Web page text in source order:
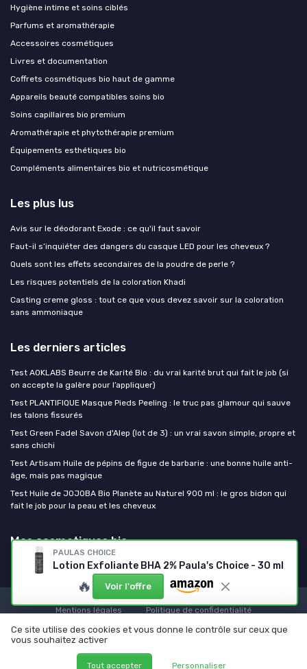
PAULAS CHOICE
Lotion Exfoliante BHA 2% Paula's Choice - 30 ml
🔥 Voir l'offre
Hygiène intime et soins ciblés
Parfums et aromathérapie
Accessoires cosmétiques
Livres et documentation
Coffrets cosmétiques bio haut de gamme
Appareils beauté compatibles soins bio
Soins capillaires bio premium
Aromathérapie et phytothérapie premium
Équipements esthétiques bio
Compléments alimentaires bio et nutricosmétique
Les plus lus
Avis sur le déodorant Exode : ce qu'il faut savoir
Faut-il s’inquiéter des dangers du casque LED pour les cheveux ?
Quels sont les effets secondaires de la poudre de perle ?
Les risques potentiels de la coloration Khadi
Casting creme gloss : tout ce que vous devez savoir sur la coloration
sans ammoniaque
Les derniers articles
Test AOKLABS Beurre de Karité Bio : du vrai karité brut qui fait le job (si
on accepte la galère pour l’appliquer)
Test PLANTIFIQUE Masque Pieds Peeling : le truc pas glamour qui sauve
les talons fissurés
Test Green Fadel Savon d'Alep (lot de 3) : un vrai savon simple, propre et
sans chichi
Test Artisam Huile de pépins de figue de barbarie : une bonne huile anti-
âge, mais pas magique
Test Huile de JOJOBA Bio Planète au Naturel 900 ml : le gros bidon qui
fait le job pour la peau et les cheveux
Mes cosmetiques bio
Mentions légales
Politique de confidentialité
© Mes cosmetiques bio 2026
Ce site utilise des cookies et vous donne le contrôle sur ceux que
vous souhaitez activer
Tout accepter Personnaliser